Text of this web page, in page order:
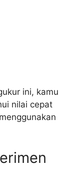
ini, kamu
nilai cepat